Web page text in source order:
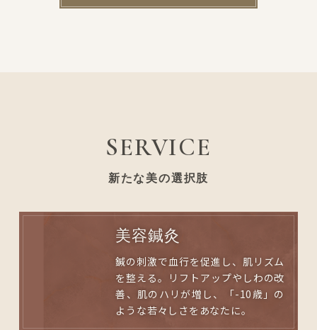
SERVICE
新たな美の選択肢
美容鍼灸
鍼の刺激で血行を促進し、肌リズム
を整える。リフトアップやしわの改
善、肌のハリが増し、「-10歳」 の
ような若々しさをあなたに。